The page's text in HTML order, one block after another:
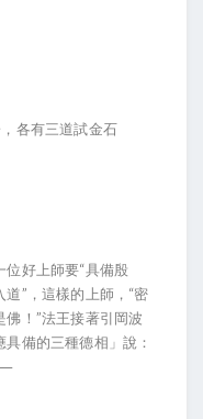
各有三道試金石
好上師要“具備殷
”，這樣的上師，“密
！”法王接著引岡波
備的三種德相」說：